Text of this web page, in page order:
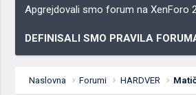
Apgrejdovali smo forum na XenForo
DEFINISALI SMO PRAVILA
Naslovna Forumi HARDVER